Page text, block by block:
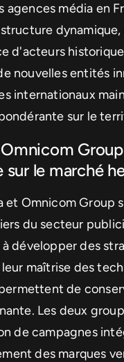
agences média en
d'acteurs
nouvelles entités
internationaux
sur le
sur le marché
et Omnicom Group
du secteur
développer des
maîtrise des
de
Les deux
de campagnes
des marques